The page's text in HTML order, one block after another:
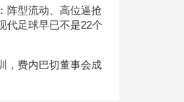
阵型流动、高位逼抢
足球早已不是22个
，费内巴切董事会成